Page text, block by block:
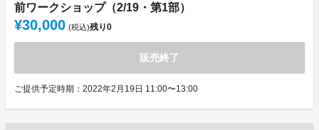
前ワークショップ（2/19・第1部）
¥30,000 (税込)残り0
販売終了
ご提供予定時期：2022年2月19日 11:00〜13:00